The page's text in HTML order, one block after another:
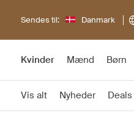
Sendes til: Danmark
Kvinder Mænd Børn
Vis alt Nyheder Deals